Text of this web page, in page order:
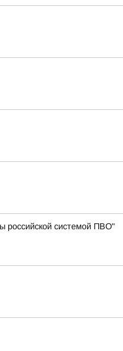
российской системой ПВО"